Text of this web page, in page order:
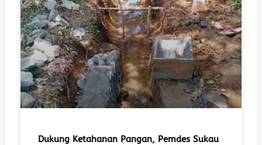
Dukung Ketahanan Pangan, Pemdes Sukau